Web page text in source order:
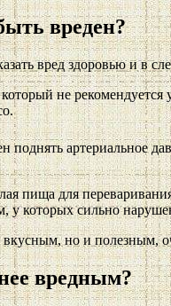
вреден?
вред здоровью и в
не
артериальное
пища для
которых сильно
но и полезным,
вредным?